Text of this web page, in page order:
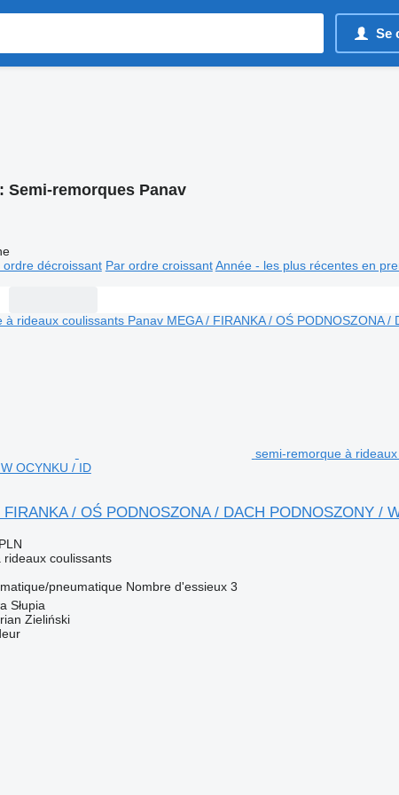
Se
Semi-remorques Panav
ordre décroissant Par ordre croissant Année - les plus récentes en
semi-remorque à rideaux
OCYNKU / ID
FIRANKA / OŚ PODNOSZONA / DACH PODNOSZONY /
coulissants
pneumatique Nombre d'essieux 3
Słupia
Zieliński